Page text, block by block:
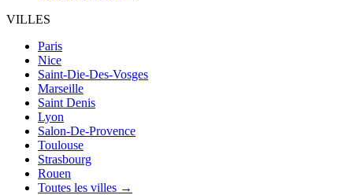
VILLES
Paris
Nice
Saint-Die-Des-Vosges
Marseille
Saint Denis
Lyon
Salon-De-Provence
Toulouse
Strasbourg
Rouen
Toutes les villes →